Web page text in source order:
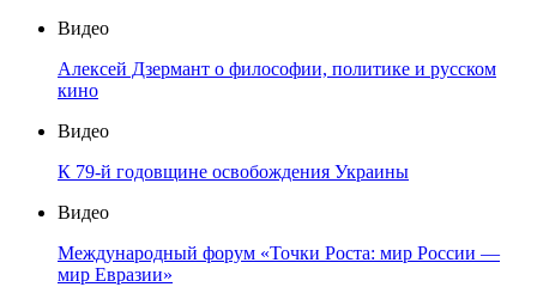
Видео
Алексей Дзермант о философии, политике и русском
кино
Видео
К 79-й годовщине освобождения Украины
Видео
Международный форум «Точки Роста: мир России —
мир Евразии»